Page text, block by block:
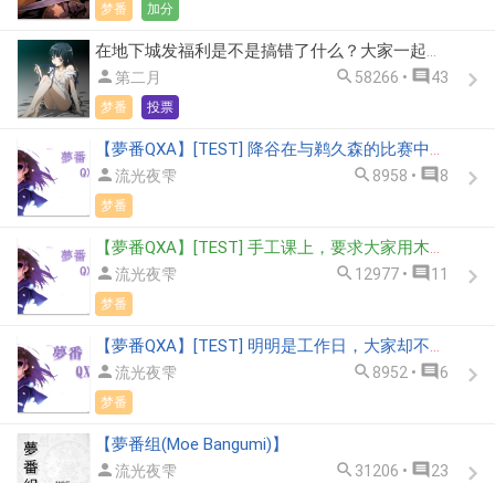
梦番 加分
在地下城发福利是不是搞错了什么？大家一起去探险吧！
第二月  58266 •  43
梦番 投票
【夢番QXA】[TEST] 降谷在与鹈久森的比赛中受伤了，受伤的地方是？
流光夜雫  8958 •  8
梦番
【夢番QXA】[TEST] 手工课上，要求大家用木板做自己喜欢的东西，越谷卓做了什么东西？
流光夜雫  12977 •  11
梦番
【夢番QXA】[TEST] 明明是工作日，大家却不用去学校上学，是为什么？
流光夜雫  8952 •  6
梦番
【夢番组(Moe Bangumi)】
流光夜雫  31206 •  23